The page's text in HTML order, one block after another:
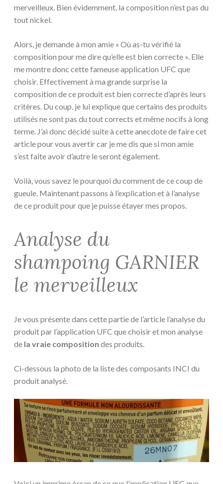
merveilleux. Bien évidemment, la composition n’est pas du
tout nickel.
Alors, je demande à mon amie « Où as-tu vérifié la
composition pour me dire qu’elle est bien correcte ». Elle
me montre donc cette fameuse application UFC que
choisir. Effectivement à ma grande surprise la
composition de ce produit est bien correcte d’après leurs
critères. Du coup, je lui explique que certains des produits
utilisés ne sont pas du tout corrects et même nocifs à long
terme. J’ai donc décidé suite à cette anecdote de faire cet
article pour vous avertir car je me dis que si mon amie
s’est faite avoir d’autre le seront également.
Voilà, vous savez le pourquoi du comment de ce coup de
gueule. Maintenant passons à l’explication et à l’analyse
de ce produit pour que je puisse étayer mes propos.
Analyse du
shampoing GARNIER
le merveilleux
Je vous présente dans cette partie de l’article l’analyse du
produit par l’application UFC que choisir et mon analyse
de la vraie composition des produits.
Ci-dessous la photo de la liste des composants INCI du
produit analysé.